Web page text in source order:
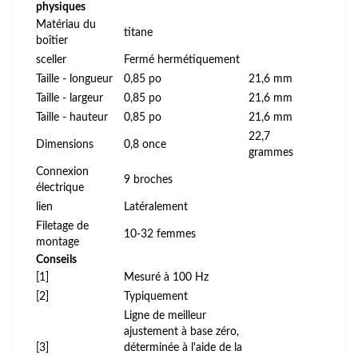
physiques
Matériau du
boîtier
titane
sceller
Fermé hermétiquement
Taille - longueur
0,85 po
21,6 mm
Taille - largeur
0,85 po
21,6 mm
Taille - hauteur
0,85 po 21,6 mm
Dimensions 0,8 once
22,7
grammes
Connexion
électrique
9 broches
lien
Latéralement
Filetage de
montage
10-32 femmes
Conseils
[1]
Mesuré à 100 Hz
[2]
Typiquement
[3]
Ligne de meilleur
ajustement à base zéro,
déterminée à l'aide de la